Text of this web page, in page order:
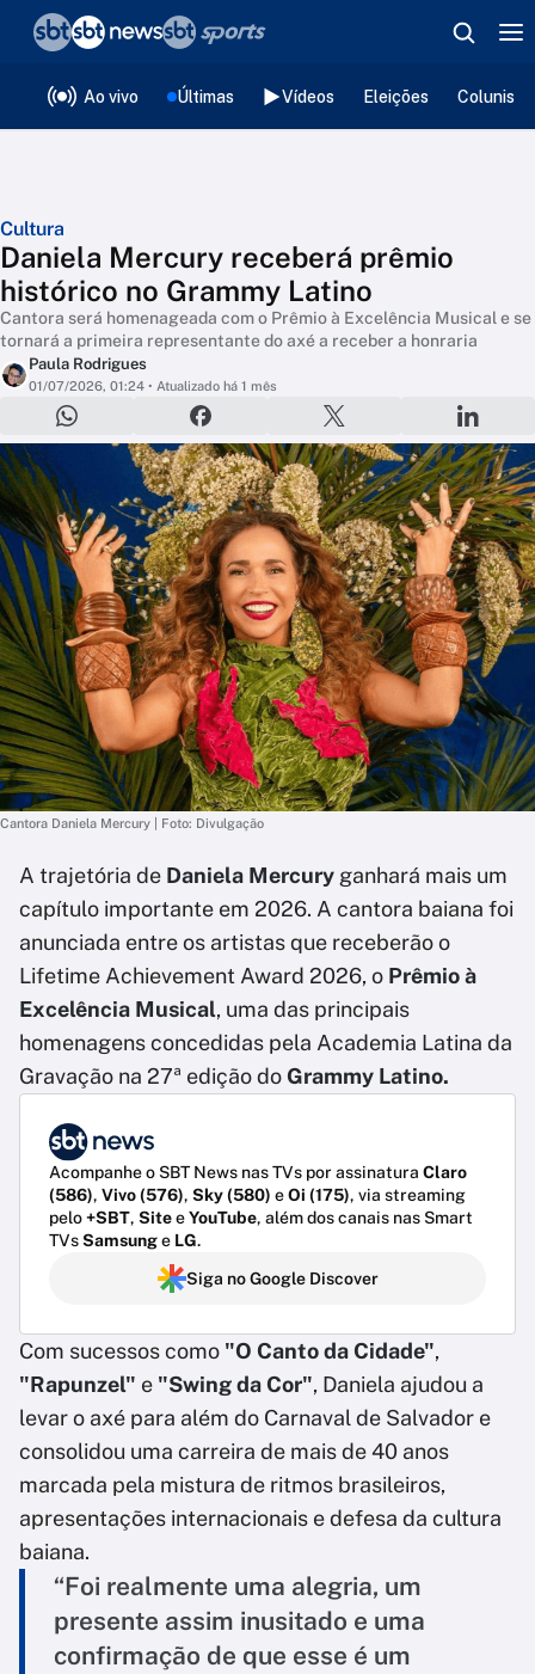
Ao vivo Últimas Vídeos Eleições
Cultura
Daniela Mercury receberá prêmio
histórico no Grammy Latino
Cantora será homenageada com o Prêmio à Excelência Musical e se
tornará a primeira representante do axé a receber a honraria
Paula Rodrigues
01/07/2026, 01:24 • Atualizado há 1 mês
Cantora Daniela Mercury | Foto: Divulgação
A trajetória de Daniela Mercury ganhará mais um
capítulo importante em 2026. A cantora baiana foi
anunciada entre os artistas que receberão o
Lifetime Achievement Award 2026, o Prêmio à
Excelência Musical, uma das principais
homenagens concedidas pela Academia Latina da
Gravação na 27ª edição doGrammy Latino.
Acompanhe o SBT News nas TVs por assinatura Claro
(586), Vivo (576), Sky (580) eOi (175), via streaming
pelo+SBT, SiteeYouTube, além dos canais nas Smart
TVsSamsunge LG.
Siga no Google Discover
Com sucessos como "O Canto da Cidade",
"Rapunzel" e "Swing da Cor", Daniela ajudou a
levar o axé para além do Carnaval de Salvador e
consolidou uma carreira de mais de 40 anos
marcada pela mistura de ritmos brasileiros,
apresentações internacionais e defesa da cultura
baiana.
“Foi realmente uma alegria, um
presente assim inusitado e uma
confirmação de que esse é um
❮voltar
Editorias